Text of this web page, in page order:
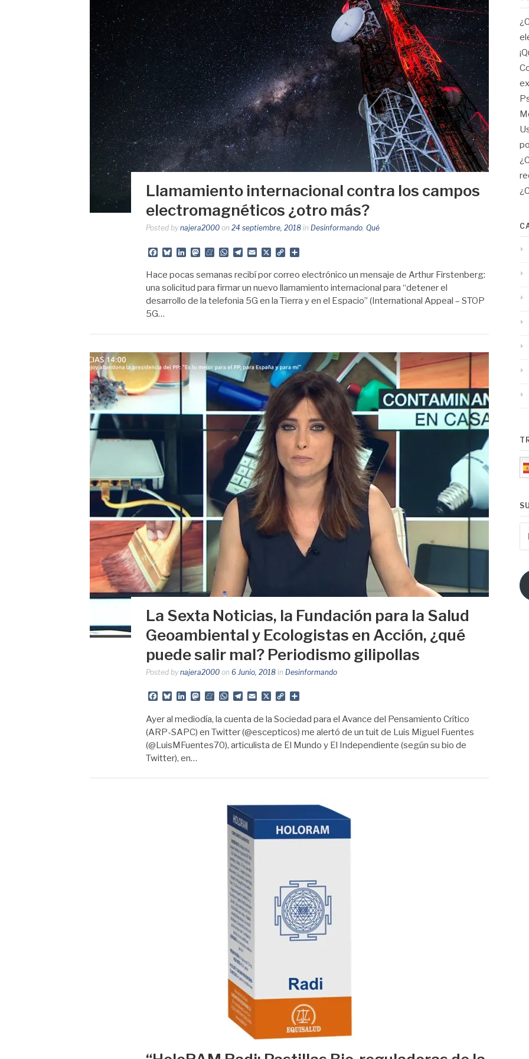
Llamamiento internacional contra los campos
electromagnéticos ¿otro más?
Posted by najera2000 on 24 septiembre, 2018 in Desinformando, Qué
Facebook
BlueskyLinkedIn
Mastodon
Meneame
WhatsApp
Telegram
Email
X
Copy
Hace pocas semanas recibí por correo electrónico un mensaje de Arthur Firstenberg:
una solicitud para firmar un nuevo llamamiento internacional para “detener el
desarrollo de la telefonia 5G en la Tierra y en el Espacio” (International Appeal – STOP
5G…
La Sexta Noticias, la Fundación para la Salud
Geoambiental y Ecologistas en Acción, ¿qué
puede salir mal? Periodismo gilipollas
Posted by najera2000 on 6 Junio, 2018 in Desinformando
Facebook
BlueskyLinkedIn
Mastodon
Meneame
WhatsApp
Telegram
Email
X
Copy
Ayer al mediodía, la cuenta de la Sociedad para el Avance del Pensamiento Crítico
(ARP-SAPC) en Twitter (@escepticos) me alertó de un tuit de Luis Miguel Fuentes
(@LuisMFuentes70), articulista de El Mundo y El Independiente (según su bio de
Twitter), en…